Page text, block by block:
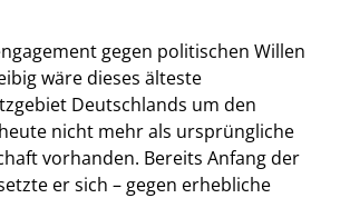
gegen politischen Willen
wäre dieses älteste
Deutschlands um den
nicht mehr als ursprüngliche
vorhanden. Bereits Anfang der
er sich – gegen erhebliche